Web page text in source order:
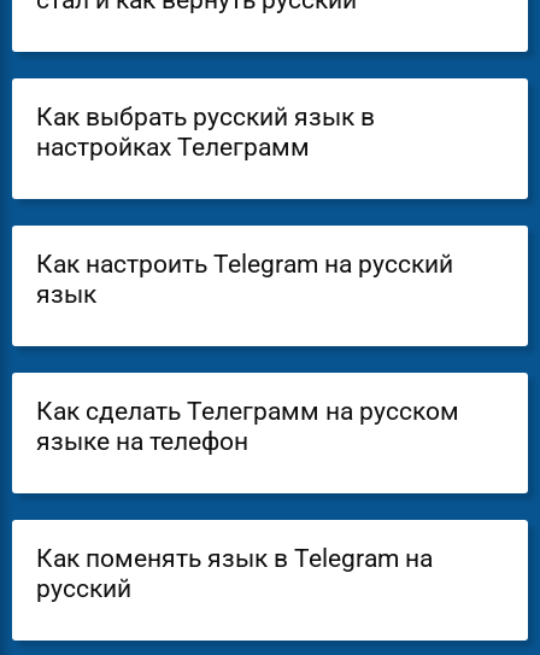
Как выбрать русский язык в
настройках Телеграмм
Как настроить Telegram на русский
язык
Как сделать Телеграмм на русском
языке на телефон
Как поменять язык в Telegram на
русский